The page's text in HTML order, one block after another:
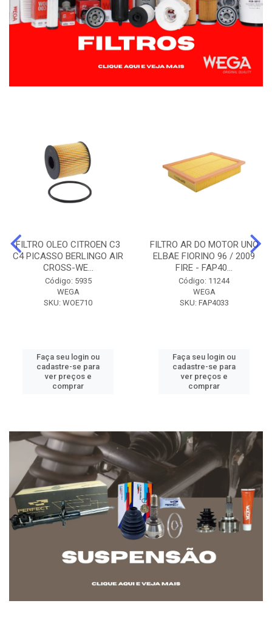
FILTRO OLEO CITROEN C3
C4 PICASSO BERLINGO AIR
CROSS-WE...
Código: 5935
WEGA
SKU: WOE710
Faça seu login ou
cadastre-se para
ver preços e
comprar
FILTRO AR DO MOTOR UNO
ELBAE FIORINO 96 / 2009
FIRE - FAP40...
Código: 11244
WEGA
SKU: FAP4033
Faça seu login ou
cadastre-se para
ver preços e
comprar